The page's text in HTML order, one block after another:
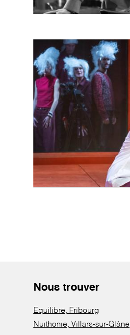
Nous trouver
Equilibre, Fribourg
Nuithonie, Villars-sur-Glâne